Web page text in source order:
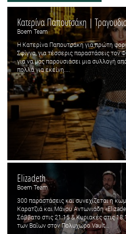
Κατερίνα Παπουτσάκη |
Boem Team
Η Κατερίνα Παπουτσάκη για πρώτη
Σφίγγα, για τέσσερις παραστάσεις τον
για να μας παρουσιάσει μια συλλογή
πολλά για εκείνη....
Elizadeth
Boem Team
300 παραστάσεις και συνεχίζεται η
Καρατζιά και Μάνου Αντωνιάδη
Σάββατο στις 21:15 & Κυριακές στις
των Βαΐων στον Πολυχώρο Vault...